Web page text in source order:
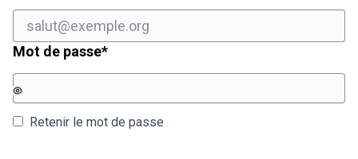
Mot de passe*Champ obligatoire
Retenir le mot de passe